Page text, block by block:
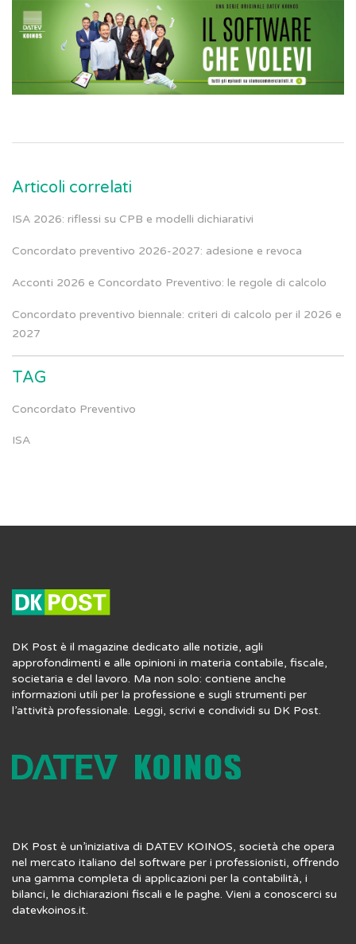
Articoli correlati
ISA 2026: riflessi su CPB e modelli dichiarativi
Concordato preventivo 2026-2027: adesione e revoca
Acconti 2026 e Concordato Preventivo: le regole di calcolo
Concordato preventivo biennale: criteri di calcolo per il 2026 e
2027
TAG
Concordato Preventivo
ISA
DK Post è il magazine dedicato alle notizie, agli
approfondimenti e alle opinioni in materia contabile, fiscale,
societaria e del lavoro. Ma non solo: contiene anche
informazioni utili per la professione e sugli strumenti per
l’attività professionale. Leggi, scrivi e condividi su DK Post.
DK Post è un’iniziativa di DATEV KOINOS, società che opera
nel mercato italiano del software per i professionisti, offrendo
una gamma completa di applicazioni per la contabilità, i
bilanci, le dichiarazioni fiscali e le paghe. Vieni a conoscerci su
datevkoinos.it.